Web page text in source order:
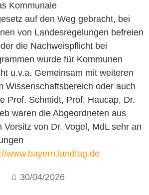
Kommunale
auf den Weg gebracht, bei
von Landesregelungen befreien
die Nachweispflicht bei
wurde für Kommunen
u.v.a. Gemeinsam mit weiteren
Wissenschaftsbereich oder auch
Prof. Schmidt, Prof. Haucap, Dr.
waren die Abgeordneten aus
Vorsitz von Dr. Vogel, MdL sehr an
www.bayern.landtag.de
30/04/2026